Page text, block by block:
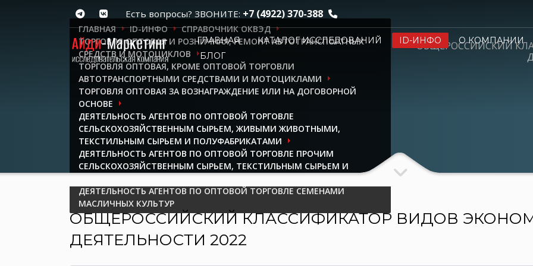
Есть вопросы? ЗВОНИТЕ: +7 (4922) 370-388
ГЛАВНАЯ КАТАЛОГ ИССЛЕДОВАНИЙ ID-ИНФО О КОМПАНИИ
БЛОГ
ГЛАВНАЯ ID-ИНФО
СПРАВОЧНИК ОКВЭД
ТОРГОВЛЯ ОПТОВАЯ И РОЗНИЧНАЯ; РЕМОНТ АВТОТРАНСПОРТНЫХ
СРЕДСТВ И МОТОЦИКЛОВ
ТОРГОВЛЯ ОПТОВАЯ, КРОМЕ ОПТОВОЙ ТОРГОВЛИ
АВТОТРАНСПОРТНЫМИ СРЕДСТВАМИ И МОТОЦИКЛАМИ
ТОРГОВЛЯ ОПТОВАЯ ЗА ВОЗНАГРАЖДЕНИЕ ИЛИ НА ДОГОВОРНОЙ
ОСНОВЕ
ДЕЯТЕЛЬНОСТЬ АГЕНТОВ ПО ОПТОВОЙ ТОРГОВЛЕ
СЕЛЬСКОХОЗЯЙСТВЕННЫМ СЫРЬЕМ, ЖИВЫМИ ЖИВОТНЫМИ,
ТЕКСТИЛЬНЫМ СЫРЬЕМ И ПОЛУФАБРИКАТАМИ
ДЕЯТЕЛЬНОСТЬ АГЕНТОВ ПО ОПТОВОЙ ТОРГОВЛЕ ПРОЧИМ
СЕЛЬСКОХОЗЯЙСТВЕННЫМ СЫРЬЕМ, ТЕКСТИЛЬНЫМ СЫРЬЕМ И
ПОЛУФАБРИКАТАМИ
ДЕЯТЕЛЬНОСТЬ АГЕНТОВ ПО ОПТОВОЙ ТОРГОВЛЕ СЕМЕНАМИ
МАСЛИЧНЫХ КУЛЬТУР
ОБЩЕРОССИЙСКИЙ
ОБЩЕРОССИЙСКИЙ КЛАССИФИКАТОР ВИДОВ
ДЕЯТЕЛЬНОСТИ 2022